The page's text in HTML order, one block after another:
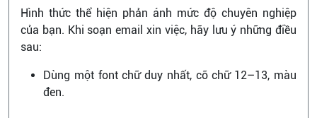
Hình thức thể hiện phản ánh mức độ chuyên nghiệp
của bạn. Khi soạn email xin việc, hãy lưu ý những điều
sau:
Dùng một font chữ duy nhất, cỡ chữ 12–13, màu
đen.